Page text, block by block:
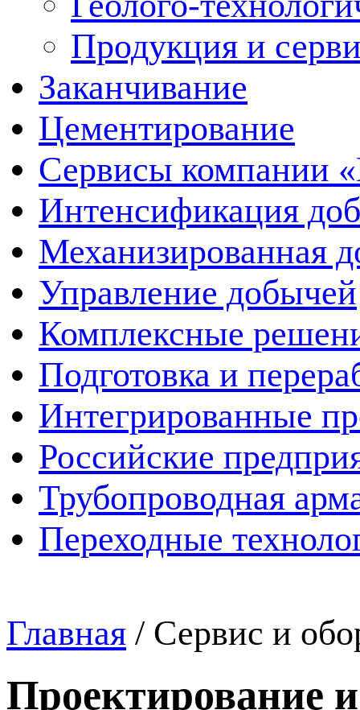
Продукция и
Заканчивание
Цементирование
Сервисы компании
Интенсификация
Механизированная
Управление добычей
Комплексные
Подготовка и
Интегрированные
Российские
Трубопроводная
Переходные
Главная / Сервис и
Проектирование